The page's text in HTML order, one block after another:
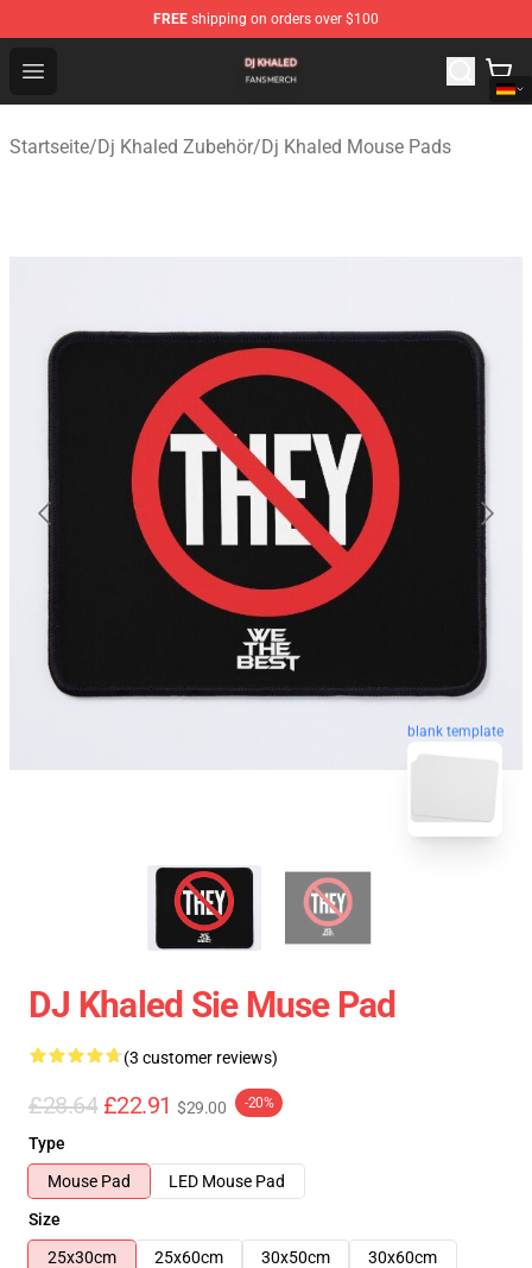
FREE shipping on orders over $100
Open menu
Dj Khaled Shop - Official Dj Khaled Merchandise Store
Startseite/Dj Khaled Zubehör/Dj Khaled Mouse Pads
blank template
DJ Khaled Sie Muse Pad
(3 customer reviews)
£28.64 £22.91 $29.00 -20%
Type
Mouse Pad
LED Mouse Pad
Size
25x30cm
25x60cm 30x50cm
30x60cm